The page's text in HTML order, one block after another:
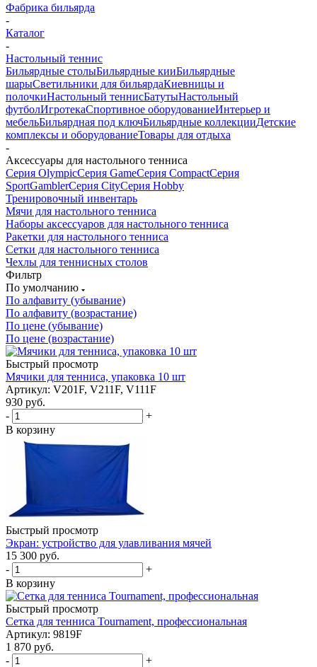
Фабрика бильярда
-
Каталог
-
Настольный теннис
Бильярдные столыБильярдные кииБильярдные
шарыСветильники для бильярдаКиевницы и
полочкиНастольный теннисБатутыНастольный
футболИгротекаСпортивное оборудованиеИнтерьер и
мебельБильярдная под ключБильярдные коллекцииДетские
комплексы и оборудованиеТовары для отдыха
-
Аксессуары для настольного тенниса
Серия OlympicСерия GameСерия CompactСерия
SportGamblerСерия CityСерия Hobby
Тренировочный инвентарь
Мячи для настольного тенниса
Наборы аксессуаров для настольного тенниса
Ракетки для настольного тенниса
Сетки для настольного тенниса
Чехлы для теннисных столов
Фильтр
По умолчанию
По алфавиту (убывание)
По алфавиту (возрастание)
По цене (убывание)
По цене (возрастание)
Быстрый просмотр
Мячики для тенниса, упаковка 10 шт
Артикул: V201F, V211F, V111F
930 руб.
-
+
В корзину
Быстрый просмотр
Экран: устройство для улавливания мячей
15 300 руб.
-
+
В корзину
Быстрый просмотр
Cетка для тенниса Tournament, профессиональная
Артикул: 9819F
1 870 руб.
-
+